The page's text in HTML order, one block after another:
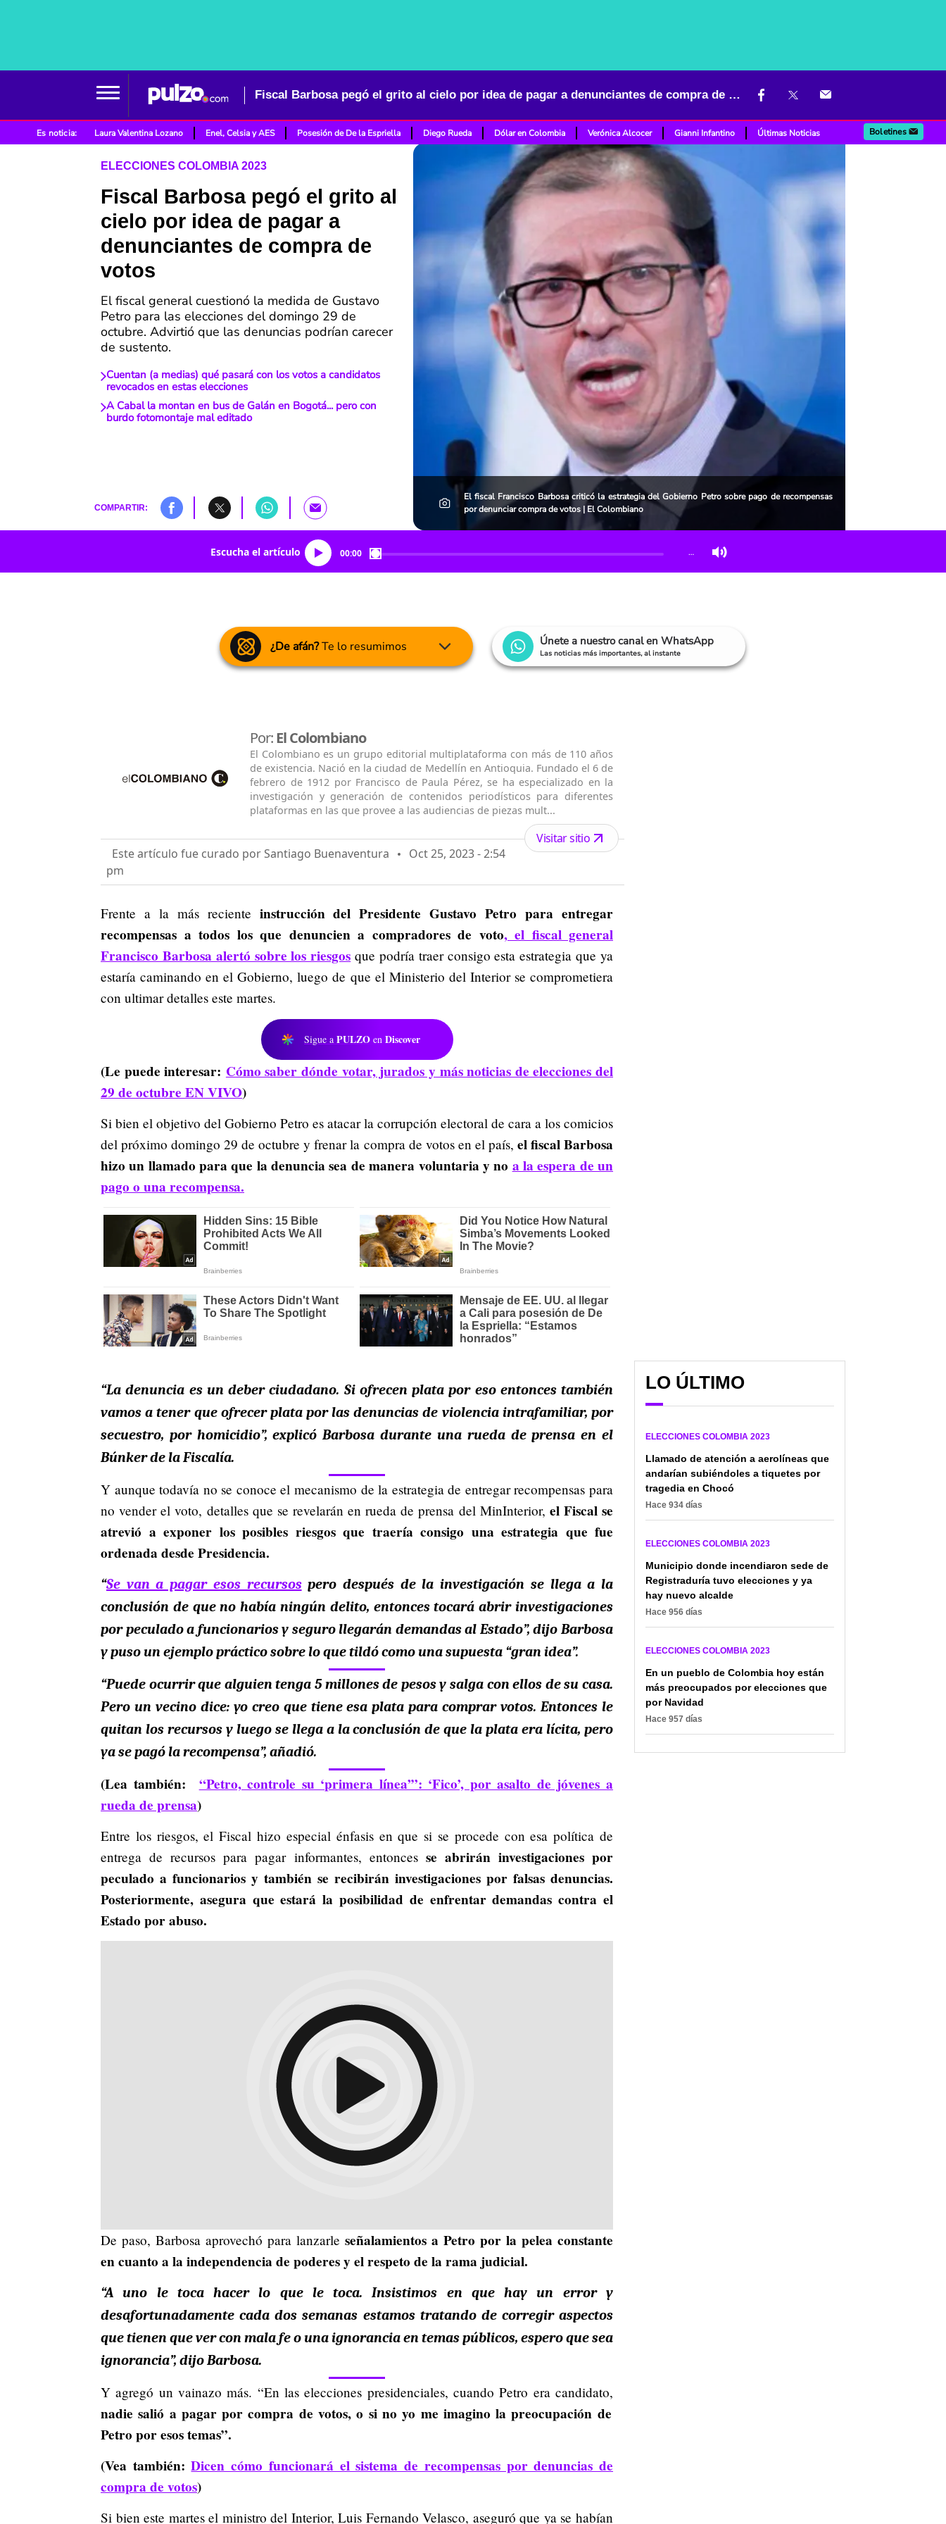
Fiscal Barbosa pegó el grito al cielo por idea de pagar a denunciantes de compra de votos
Es noticia: Laura Valentina Lozano Enel, Celsia y AES Posesión de De la Espriella Diego Rueda Dólar en Colombia Verónica Alcocer Gianni Infantino Últimas Noticias Boletines
ELECCIONES COLOMBIA 2023
Fiscal Barbosa pegó el grito al
cielo por idea de pagar a
denunciantes de compra de
votos
El fiscal general cuestionó la medida de Gustavo
Petro para las elecciones del domingo 29 de
octubre. Advirtió que las denuncias podrían carecer
de sustento.
Cuentan (a medias) qué pasará con los votos a candidatos
revocados en estas elecciones
A Cabal la montan en bus de Galán en Bogotá... pero con
burdo fotomontaje mal editado
COMPARTIR:
El fiscal Francisco Barbosa criticó la estrategia del Gobierno Petro sobre pago de recompensas
por denunciar compra de votos | El Colombiano
Escucha el artículo 00:00 …
¿De afán?Te lo resumimos Únete a nuestro canal en WhatsApp
Las noticias más importantes, al instante
Por:El Colombiano
El Colombiano es un grupo editorial multiplataforma con más de 110 años
de existencia. Nació en la ciudad de Medellín en Antioquia. Fundado el 6 de
febrero de 1912 por Francisco de Paula Pérez, se ha especializado en la
investigación y generación de contenidos periodísticos para diferentes
plataformas en las que provee a las audiencias de piezas mult...
Este artículo fue curado por Santiago Buenaventura
Oct 25, 2023 - 2:54
pm
Visitar sitio
Frente a la más reciente instrucción del Presidente Gustavo Petro para entregar
recompensas a todos los que denuncien a compradores de voto, el fiscal general
Francisco Barbosa alertó sobre los riesgos que podría traer consigo esta estrategia que ya
estaría caminando en el Gobierno, luego de que el Ministerio del Interior se comprometiera
con ultimar detalles este martes.
Sigue a PULZO en Discover
(Le puede interesar: Cómo saber dónde votar, jurados y más noticias de elecciones del
29 de octubre EN VIVO)
Si bien el objetivo del Gobierno Petro es atacar la corrupción electoral de cara a los comicios
del próximo domingo 29 de octubre y frenar la compra de votos en el país, el fiscal Barbosa
hizo un llamado para que la denuncia sea de manera voluntaria y no a la espera de un
pago o una recompensa.
“La denuncia es un deber ciudadano. Si ofrecen plata por eso entonces también
vamos a tener que ofrecer plata por las denuncias de violencia intrafamiliar, por
secuestro, por homicidio”, explicó Barbosa durante una rueda de prensa en el
Búnker de la Fiscalía.
Y aunque todavía no se conoce el mecanismo de la estrategia de entregar recompensas para
no vender el voto, detalles que se revelarán en rueda de prensa del MinInterior, el Fiscal se
atrevió a exponer los posibles riesgos que traería consigo una estrategia que fue
ordenada desde Presidencia.
“Se van a pagar esos recursospero después de la investigación se llega a la
conclusión de que no había ningún delito, entonces tocará abrir investigaciones
por peculado a funcionarios y seguro llegarán demandas al Estado”, dijo Barbosa
y puso un ejemplo práctico sobre lo que tildó como una supuesta “gran idea”.
“Puede ocurrir que alguien tenga 5 millones de pesos y salga con ellos de su casa.
Pero un vecino dice: yo creo que tiene esa plata para comprar votos. Entonces le
quitan los recursos y luego se llega a la conclusión de que la plata era lícita, pero
ya se pagó la recompensa”, añadió.
(Lea también: “Petro, controle su ‘primera línea’”: ‘Fico’, por asalto de jóvenes a
rueda de prensa)
Entre los riesgos, el Fiscal hizo especial énfasis en que si se procede con esa política de
entrega de recursos para pagar informantes, entonces se abrirán investigaciones por
peculado a funcionarios y también se recibirán investigaciones por falsas denuncias.
Posteriormente, asegura que estará la posibilidad de enfrentar demandas contra el
Estado por abuso.
De paso, Barbosa aprovechó para lanzarle señalamientos a Petro por la pelea constante
en cuanto a la independencia de poderes y el respeto de la rama judicial.
“A uno le toca hacer lo que le toca. Insistimos en que hay un error y
desafortunadamente cada dos semanas estamos tratando de corregir aspectos
que tienen que ver con mala fe o una ignoranciaen temas públicos, espero que sea
ignorancia”, dijo Barbosa.
Y agregó un vainazo más. “En las elecciones presidenciales, cuando Petro era candidato,
nadie salió a pagar por compra de votos, o si no yo me imagino la preocupación de
Petro por esos temas”.
(Vea también:Dicen cómo funcionará el sistema de recompensas por denuncias de
compra de votos)
Si bien este martes el ministro del Interior, Luis Fernando Velasco, aseguró que ya se habían
LO ÚLTIMO
ELECCIONES COLOMBIA 2023
Llamado de atención a aerolíneas que
andarían subiéndoles a tiquetes por
tragedia en Chocó
Hace 934 días
ELECCIONES COLOMBIA 2023
Municipio donde incendiaron sede de
Registraduría tuvo elecciones y ya
hay nuevo alcalde
Hace 956 días
ELECCIONES COLOMBIA 2023
En un pueblo de Colombia hoy están
más preocupados por elecciones que
por Navidad
Hace 957 días